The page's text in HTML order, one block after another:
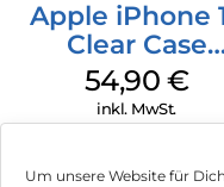
Um unsere Website für
Apple iPhone
Clear Case
MagSafe
Transparent
54,90 €
inkl. MwSt.